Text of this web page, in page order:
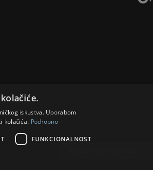
iskustva. Uporabom
kolačića. Podrobno
FUNKCIONALNOST